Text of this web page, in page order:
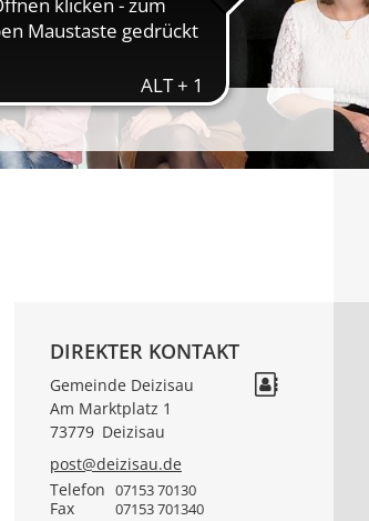
DIREKTER KONTAKT
Gemeinde Deizisau
Am Marktplatz 1
73779 Deizisau
post@deizisau.de
Telefon 07153 70130
Fax 07153 701340